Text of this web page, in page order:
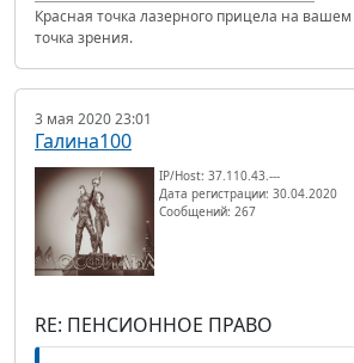
Красная точка лазерного прицела на вашем
точка зрения.
3 мая 2020 23:01
Галина100
IP/Host: 37.110.43.---
Дата регистрации: 30.04.2020
Сообщений: 267
RE: ПЕНСИОННОЕ ПРАВО